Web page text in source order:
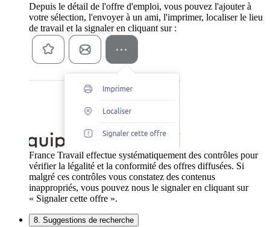
Depuis le détail de l'offre d'emploi, vous pouvez l'ajouter à
votre sélection, l'envoyer à un ami, l'imprimer, localiser le lieu
de travail et la signaler en cliquant sur :
France Travail effectue systématiquement des contrôles pour
vérifier la légalité et la conformité des offres diffusées. Si
malgré ces contrôles vous constatez des contenus
inappropriés, vous pouvez nous le signaler en cliquant sur
« Signaler cette offre ».
8. Suggestions de recherche